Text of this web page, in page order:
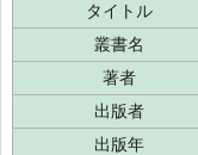
タイトル
叢書名
著者
出版者
出版年